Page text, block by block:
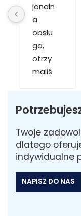
jonaln
a
obsłu
ga,
otrzy
maliś
wizuali
któryc
h
mogliś
Twoje
dlatego
indywidualne
NAPISZ DO NAS